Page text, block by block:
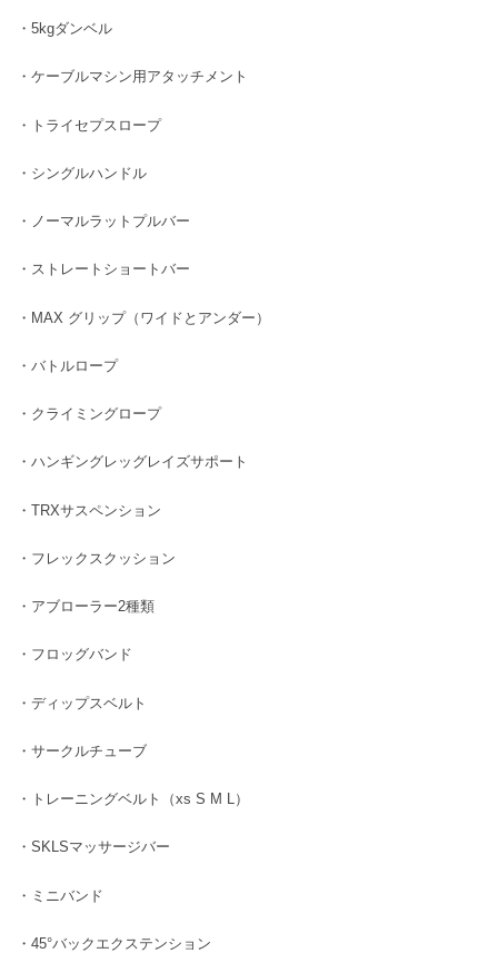
・5kgダンベル
・ケーブルマシン用アタッチメント
・トライセプスロープ
・シングルハンドル
・ノーマルラットプルバー
・ストレートショートバー
・MAX グリップ（ワイドとアンダー）
・バトルロープ
・クライミングロープ
・ハンギングレッグレイズサポート
・TRXサスペンション
・フレックスクッション
・アブローラー2種類
・フロッグバンド
・ディップスベルト
・サークルチューブ
・トレーニングベルト（xs S M L）
・SKLSマッサージバー
・ミニバンド
・45°バックエクステンション